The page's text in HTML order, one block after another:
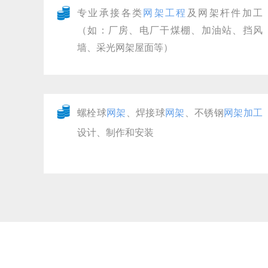
뀂 专业承接各类 网架工程 及网架杆件加工
（如：厂房、电厂干煤棚、加油站、挡风
墙、采光网架屋面等）
뀂 螺栓球网架 、焊接球网架 、不锈钢网架加工
设计、制作和安装